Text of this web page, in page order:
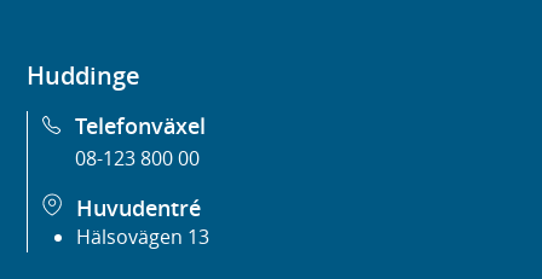
Huddinge
Telefonväxel
08-123 800 00
Huvudentré
Hälsovägen 13